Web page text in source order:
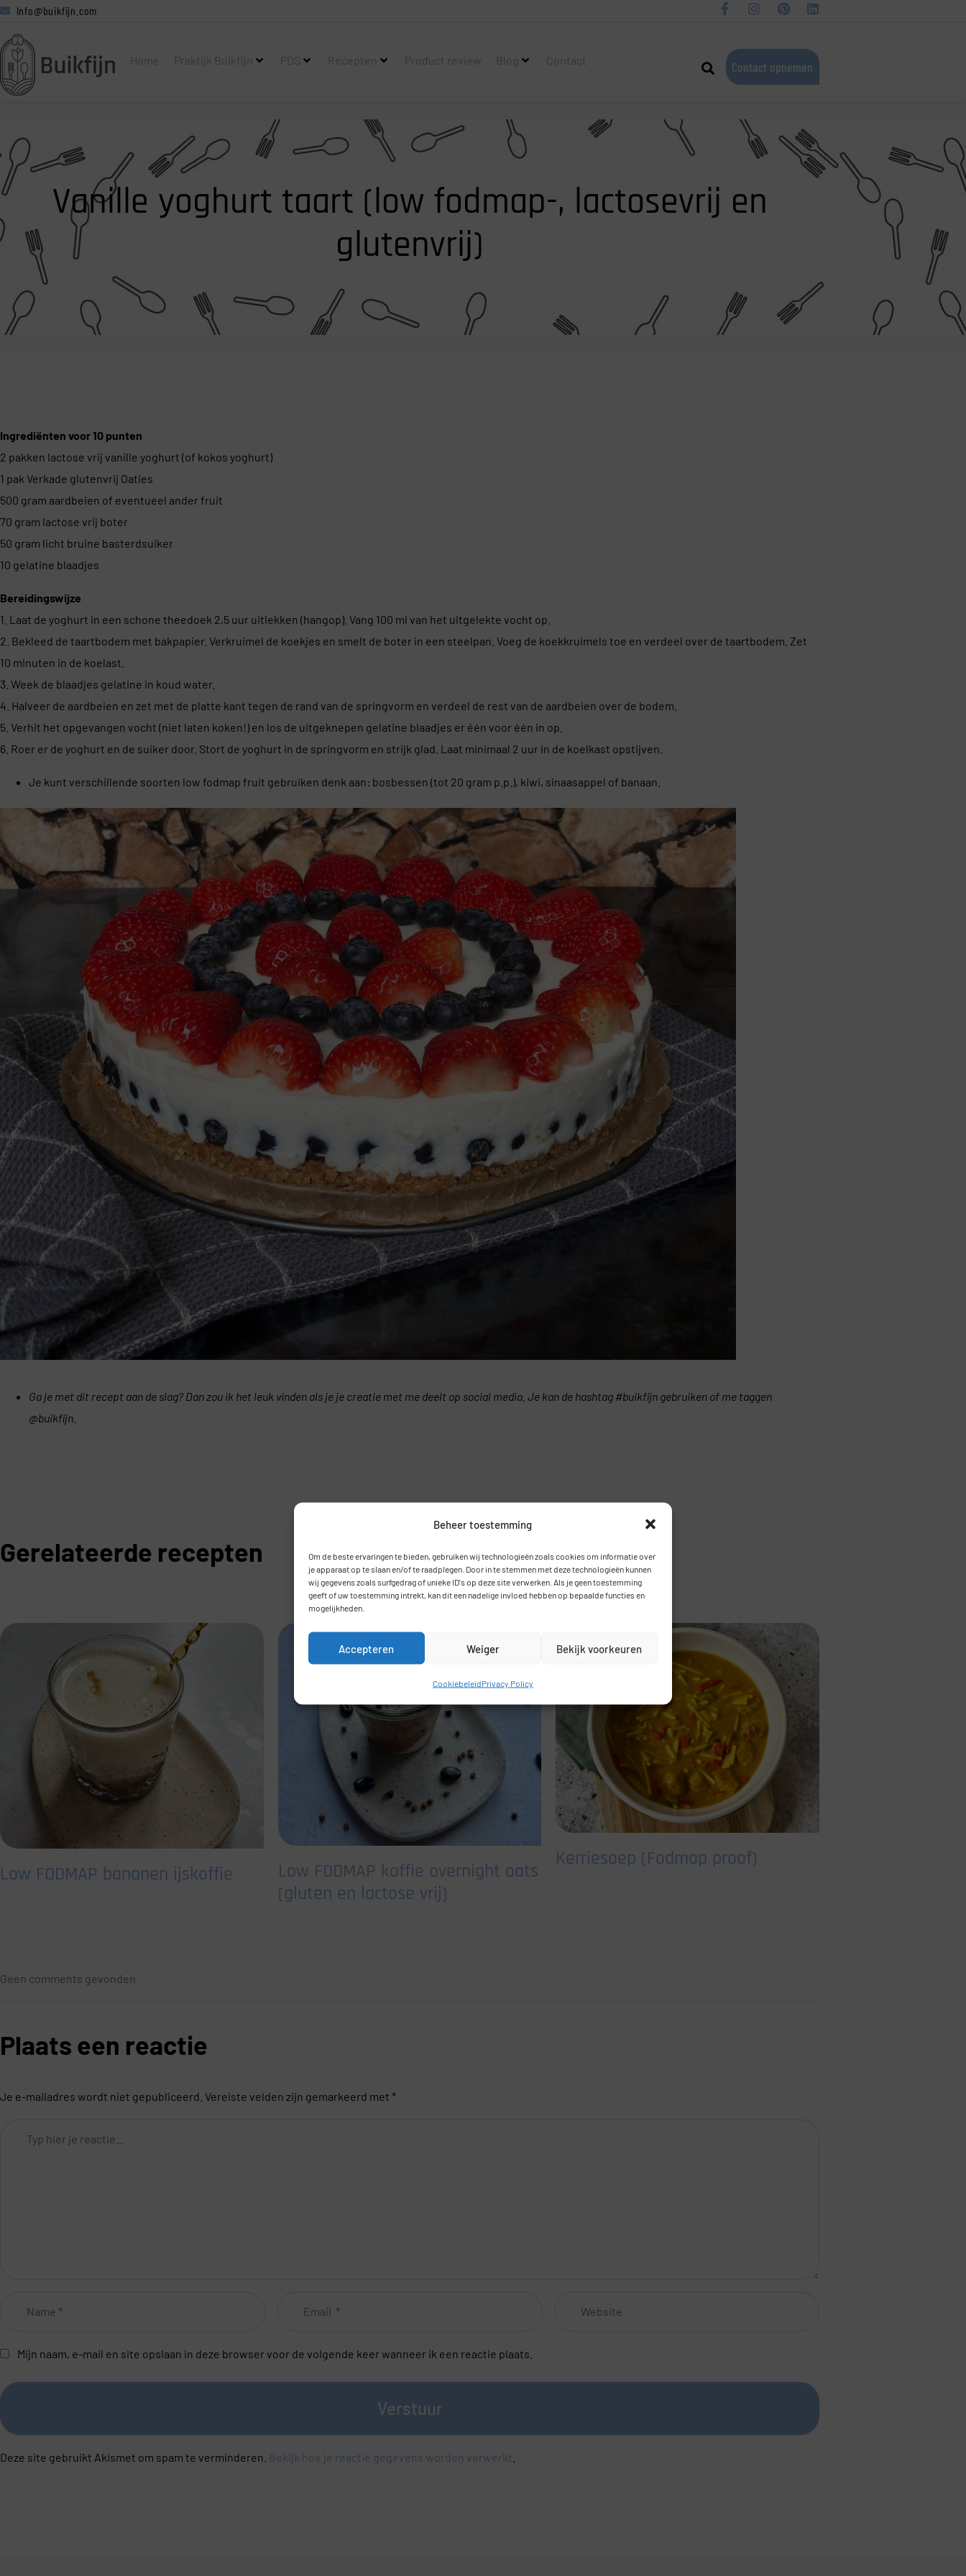
Beheer toestemming
Om de beste ervaringen te bieden, gebruiken wij technologieën zoals cookies om informatie over
je apparaat op te slaan en/of te raadplegen. Door in te stemmen met deze technologieën kunnen
wij gegevens zoals surfgedrag of unieke ID's op deze site verwerken. Als je geen toestemming
geeft of uw toestemming intrekt, kan dit een nadelige invloed hebben op bepaalde functies en
mogelijkheden.
Accepteren Weiger Bekijk voorkeuren
CookiebeleidPrivacy Policy
Info@buikfijn.com
Home Praktijk Buikfijn PDS Recepten Product review Blog Contact Contact opnemen
Vanille yoghurt taart (low fodmap-, lactosevrij en
glutenvrij)
Ingrediënten voor 10 punten
2 pakken lactose vrij vanille yoghurt (of kokos yoghurt)
1 pak Verkade glutenvrij Oaties
500 gram aardbeien of eventueel ander fruit
70 gram lactose vrij boter
50 gram licht bruine basterdsuiker
10 gelatine blaadjes
Bereidingswijze
1. Laat de yoghurt in een schone theedoek 2,5 uur uitlekken (hangop). Vang 100 ml van het uitgelekte vocht op.
2. Bekleed de taartbodem met bakpapier. Verkruimel de koekjes en smelt de boter in een steelpan. Voeg de koekkruimels toe en verdeel over de taartbodem. Zet
10 minuten in de koelast.
3. Week de blaadjes gelatine in koud water.
4. Halveer de aardbeien en zet met de platte kant tegen de rand van de springvorm en verdeel de rest van de aardbeien over de bodem.
5. Verhit het opgevangen vocht (niet laten koken!) en los de uitgeknepen gelatine blaadjes er één voor één in op.
6. Roer er de yoghurt en de suiker door. Stort de yoghurt in de springvorm en strijk glad. Laat minimaal 2 uur in de koelkast opstijven.
Je kunt verschillende soorten low fodmap fruit gebruiken denk aan: bosbessen (tot 20 gram p.p.), kiwi, sinaasappel of banaan.
Ga je met dit recept aan de slag? Dan zou ik het leuk vinden als je je creatie met me deelt op social media. Je kan de hashtag #buikfijn gebruiken of me taggen
@buikfijn.
Gerelateerde recepten
Low FODMAP bananen ijskoffie
Low FODMAP koffie overnight oats
(gluten en lactose vrij)
Kerriesoep (Fodmap proof)
Geen comments gevonden
Plaats een reactie
Je e-mailadres wordt niet gepubliceerd. Vereiste velden zijn gemarkeerd met *
Mijn naam, e-mail en site opslaan in deze browser voor de volgende keer wanneer ik een reactie plaats.
Verstuur
Deze site gebruikt Akismet om spam te verminderen. Bekijk hoe je reactie gegevens worden verwerkt